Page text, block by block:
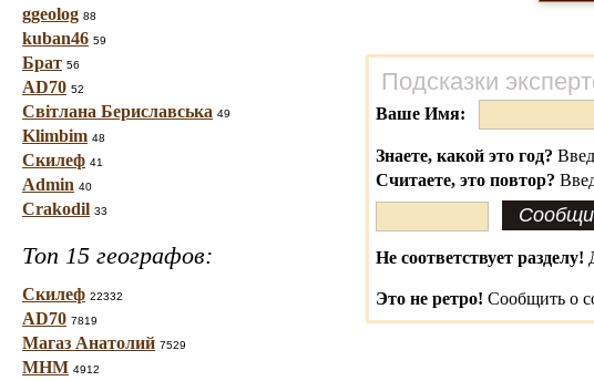
ggeolog 88
kuban46 59
Брат 56
AD70 52
Світлана Бериславська 49
Klimbim 48
Скилеф 41
Admin 40
Crakodil 33
Топ 15 географов:
Скилеф 22332
AD70 7819
Магаз Анатолий 7529
МНМ 4912
Подсказки
Ваше Имя:
Знаете, какой это год?
Считаете, это повтор?
Не соответствует разделу!
Это не ретро! Сообщить о